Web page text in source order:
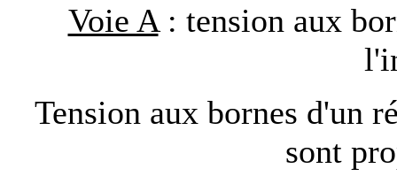
Voie A: tension aux
Tension aux bornes d'un
sont